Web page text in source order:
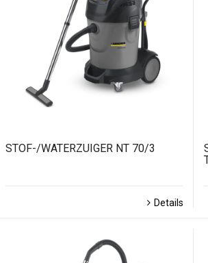
STOF-/WATERZUIGER NT 70/3
Details